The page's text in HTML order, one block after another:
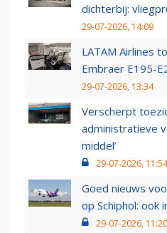
dichterbij:
29-07-2026, 14:09
LATAM Airlines
Embraer E195-
29-07-2026, 13:34
Verscherpt
administratieve
middel’
29-07-2026, 11:54
Goed nieuws
op Schiphol: ook
29-07-2026, 11:20